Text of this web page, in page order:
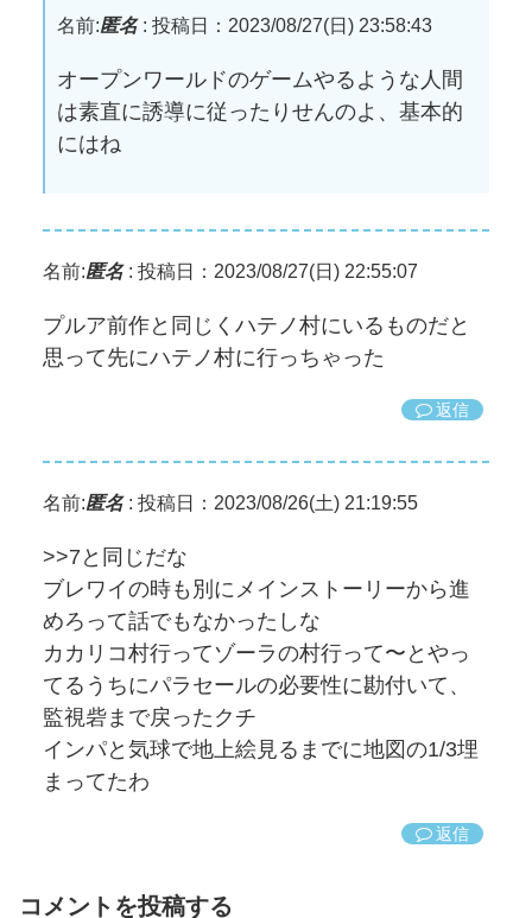
名前:匿名: 投稿日：2023/08/27(日) 23:58:43
オープンワールドのゲームやるような人間
は素直に誘導に従ったりせんのよ、基本的
にはね
名前:匿名: 投稿日：2023/08/27(日) 22:55:07
プルア前作と同じくハテノ村にいるものだと
思って先にハテノ村に行っちゃった
返信
名前:匿名: 投稿日：2023/08/26(土) 21:19:55
>>7と同じだな
ブレワイの時も別にメインストーリーから進
めろって話でもなかったしな
カカリコ村行ってゾーラの村行って〜とやっ
てるうちにパラセールの必要性に勘付いて、
監視砦まで戻ったクチ
インパと気球で地上絵見るまでに地図の1/3埋
まってたわ
返信
コメントを投稿する